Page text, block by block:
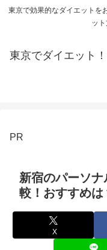
東京で効果的なダイエットを
ッ
東京でダイエット
PR
新宿のパーソ
較！おすすめは
X